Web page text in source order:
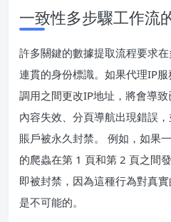
一致性多步驟工作流
許多關鍵的數據提取流程要求
連貫的身份標識。如果代理IP
調用之間更改IP地址，將會導
內容失效、分頁導航出現錯誤
賬戶被永久封禁。 例如，如果
的爬蟲在第 1 頁和第 2 頁之間
即被封禁，因為這種行為對真
是不可能的。